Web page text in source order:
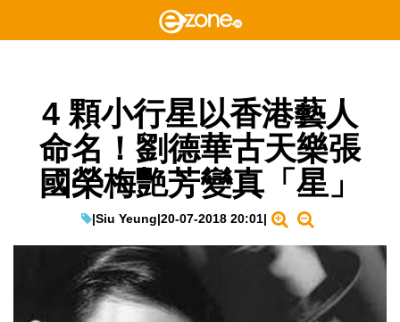
4 顆小行星以香港藝人
命名！劉德華古天樂張
國榮梅艷芳變真「星」
|Siu Yeung|20-07-2018 20:01|